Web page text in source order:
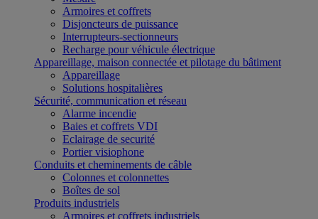
Armoires et coffrets
Disjoncteurs de puissance
Interrupteurs-sectionneurs
Recharge pour véhicule électrique
Appareillage, maison connectée et pilotage du bâtiment
Appareillage
Solutions hospitalières
Sécurité, communication et réseau
Alarme incendie
Baies et coffrets VDI
Eclairage de securité
Portier visiophone
Conduits et cheminements de câble
Colonnes et colonnettes
Boîtes de sol
Produits industriels
Armoires et coffrets industriels